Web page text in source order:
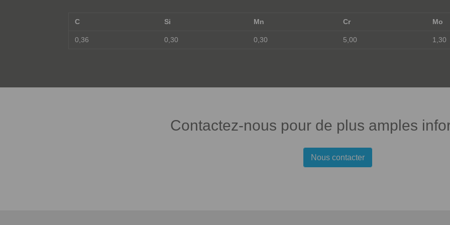
C Si Mn Cr Mo
0,36 0,30 0,30 5,00 1,30
Contactez-nous pour de plus amples
Nous contacter